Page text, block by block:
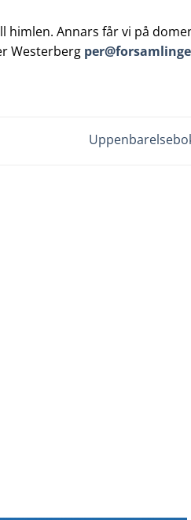
Annars får vi på
Westerberg